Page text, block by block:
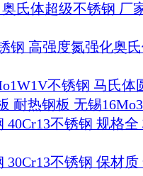
氏体超级不锈钢 厂
钢 高强度氮强化奥
不锈钢 马氏体
耐热钢板 无锡
40Cr13不锈钢 规格全
30Cr13不锈钢 保材质